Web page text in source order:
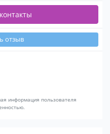
отзыв
информация пользователя